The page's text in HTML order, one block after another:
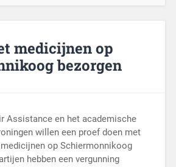
medicijnen op
bezorgen
Assistance en het academische
willen een proef doen met
op Schiermonnikoog
hebben een vergunning